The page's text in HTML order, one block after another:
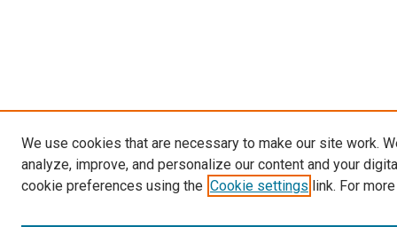
We use cookies that are necessary to make our site work.
analyze, improve, and personalize our content and your
cookie preferences using the Cookie settings link. For